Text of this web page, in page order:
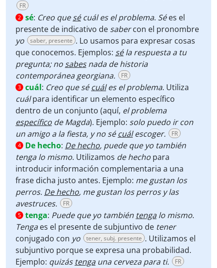
FR
2 sé: Creo quesécuál es el problema. Sées el
presente de indicativo de sabercon el pronombre
yo
saber, presente . Lo usamos para expresar cosas
que conocemos. Ejemplos: séla respuesta a tu
pregunta; no sabesnada de historia
contemporánea georgiana.
FR
3 cuál: Creo que sécuáles el problema. Utiliza
cuálpara identificar un elemento específico
dentro de un conjunto (aquí, el problema
específico de Magda). Ejemplo: solo puedo ir con
un amigo a la fiesta, y no sécuálescoger. FR
4 De hecho: De hecho, puede que yo también
tenga lo mismo. Utilizamos de hecho para
introducir información complementaria a una
frase dicha justo antes. Ejemplo: me gustan los
perros. De hecho, me gustan los perros y las
avestruces.
FR
5 tenga: Puede que yo también tengalo mismo.
Tengaes el presente de subjuntivo de tener
conjugado con yo tener, subj. presente . Utilizamos el
subjuntivo porque se expresa una probabilidad.
Ejemplo: quizás tengauna cerveza para ti. FR